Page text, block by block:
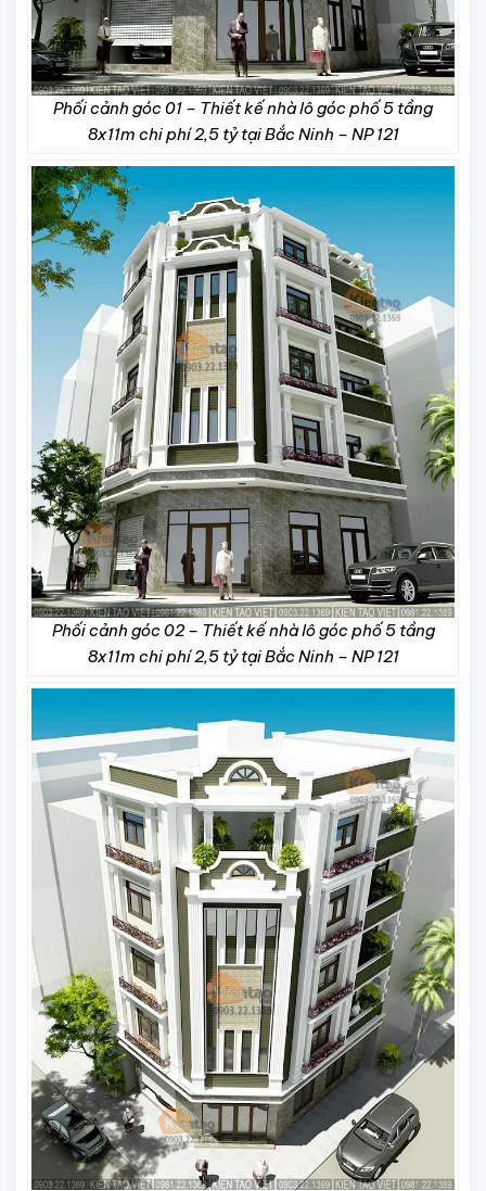
Phối cảnh góc 01 – Thiết kế nhà lô góc phố 5 tầng
8x11m chi phí 2,5 tỷ tại Bắc Ninh – NP 121
Phối cảnh góc 02 – Thiết kế nhà lô góc phố 5 tầng
8x11m chi phí 2,5 tỷ tại Bắc Ninh – NP 121